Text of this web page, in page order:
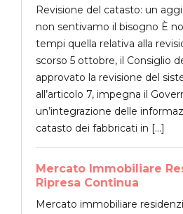
Revisione del catasto: un
non sentivamo il bisogno È
tempi quella relativa alla
scorso 5 ottobre, il Consiglio
approvato la revisione del
all’articolo 7, impegna il
un’integrazione delle
catasto dei fabbricati in […]
Mercato Immobiliare
Ripresa Continua
Mercato immobiliare